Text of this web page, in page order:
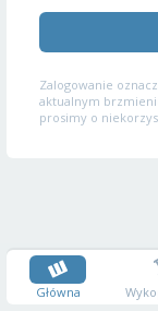
Zalogowanie
aktualnym
prosimy o
Główna